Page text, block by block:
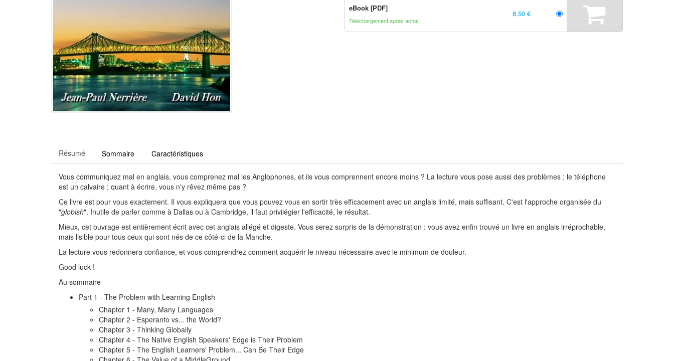
eBook [PDF]
Téléchargement après achat
8,50 €
Résumé Sommaire Caractéristiques
Vous communiquez mal en anglais, vous comprenez mal les Anglophones, et ils vous comprennent encore moins ? La lecture vous pose aussi des problèmes ; le téléphone
est un calvaire ; quant à écrire, vous n'y rêvez même pas ?
Ce livre est pour vous exactement. Il vous expliquera que vous pouvez vous en sortir très efficacement avec un anglais limité, mais suffisant. C'est l'approche organisée du
"globish". Inutile de parler comme à Dallas ou à Cambridge, il faut privilégier l'efficacité, le résultat.
Mieux, cet ouvrage est entièrement écrit avec cet anglais allégé et digeste. Vous serez surpris de la démonstration : vous avez enfin trouvé un livre en anglais irréprochable,
mais lisible pour tous ceux qui sont nés de ce côté-ci de la Manche.
La lecture vous redonnera confiance, et vous comprendrez comment acquérir le niveau nécessaire avec le minimum de douleur.
Good luck !
Au sommaire
Part 1 - The Problem with Learning English
Chapter 1 - Many, Many Languages
Chapter 2 - Esperanto vs... the World?
Chapter 3 - Thinking Globally
Chapter 4 - The Native English Speakers' Edge is Their Problem
Chapter 5 - The English Learners' Problem... Can Be Their Edge